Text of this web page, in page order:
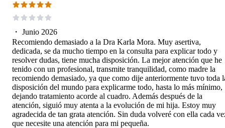
・ Junio 2026
Recomiendo demasiado a la Dra Karla Mora. Muy asertiva,
dedicada, se da mucho tiempo en la consulta para explicar todo y
resolver dudas, tiene mucha disposición. La mejor atención que he
tenido con un profesional, transmite tranquilidad, como madre la
recomiendo demasiado, ya que como dije anteriormente tuvo toda
disposición del mundo para explicarme todo, hasta lo más mínimo,
dejando tratamiento acorde al cuadro. Además después de la
atención, siguió muy atenta a la evolución de mi hija. Estoy muy
agradecida de tan grata atención. Sin duda volveré con ella cada
que necesite una atención para mi pequeña.